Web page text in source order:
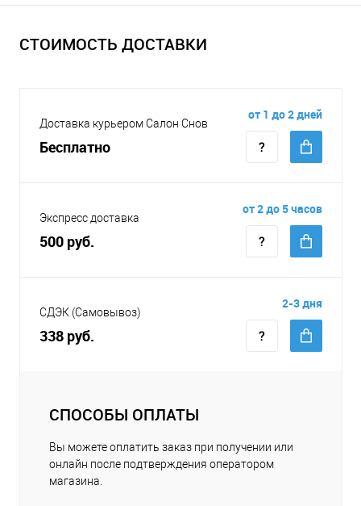
СТОИМОСТЬ ДОСТАВКИ
Доставка курьером Салон Снов
Бесплатно
от 1 до 2 дней
Экспресс доставка
500 руб.
от 2 до 5 часов
СДЭК (Самовывоз)
338 руб.
2-3 дня
СПОСОБЫ ОПЛАТЫ
Вы можете оплатить заказ при получении или
онлайн после подтверждения оператором
магазина.